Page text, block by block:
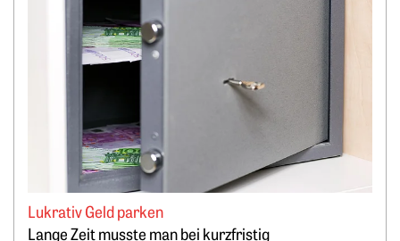
Lukrativ Geld parken
Lange Zeit musste man bei kurzfristig